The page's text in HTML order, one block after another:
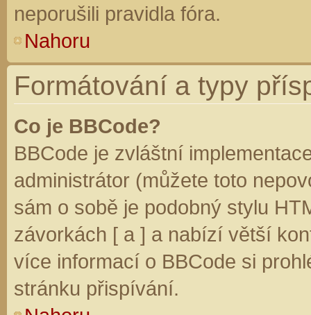
neporušili pravidla fóra.
Nahoru
Formátování a typy
Co je BBCode?
BBCode je zvláštní
administrátor (můžete toto
sám o sobě je podobný stylu
závorkách [ a ] a nabízí větší
více informací o BBCode si
stránku přispívání.